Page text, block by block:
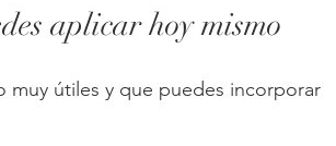
aplicar hoy mismo
útiles y que puedes incorporar